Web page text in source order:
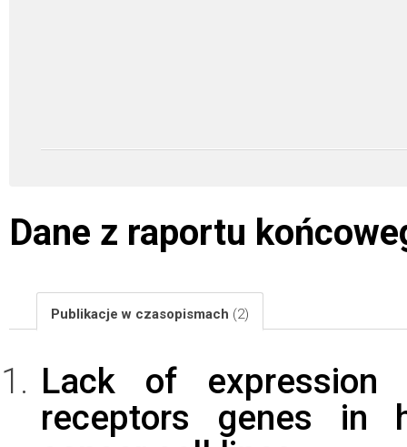
Dane z raportu
Publikacje w czasopismach (2)
Lack of expression
receptors genes in